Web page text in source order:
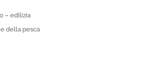
– edilizia
della pesca